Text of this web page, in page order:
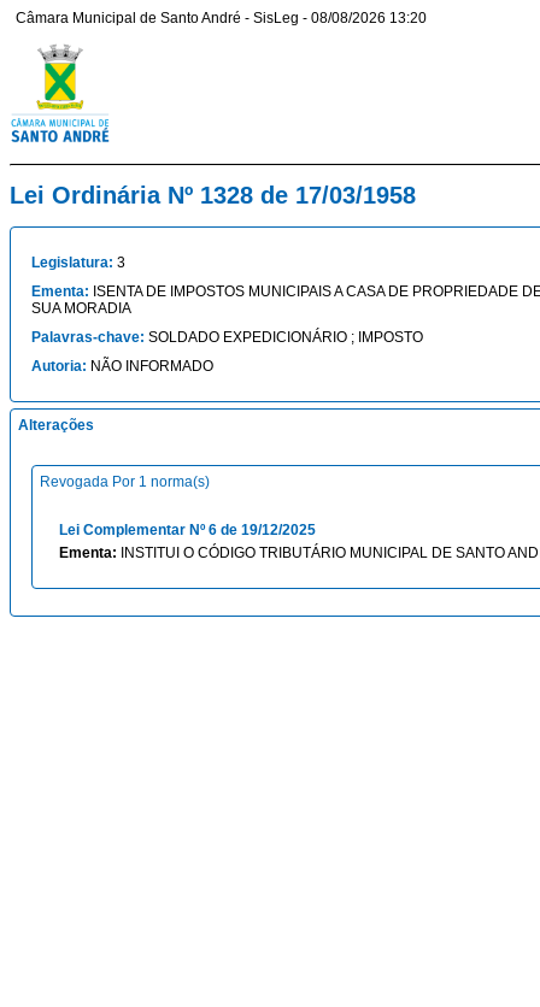
Câmara Municipal de Santo André - SisLeg - 08/08/2026 13:20
Lei Ordinária Nº 1328 de 17/03/1958
Legislatura: 3
Ementa: ISENTA DE IMPOSTOS MUNICIPAIS A CASA DE PROPRIEDADE
SUA MORADIA
Palavras-chave: SOLDADO EXPEDICIONÁRIO ; IMPOSTO
Autoria: NÃO INFORMADO
Alterações
Revogada Por 1 norma(s)
Lei Complementar Nº 6 de 19/12/2025
Ementa: INSTITUI O CÓDIGO TRIBUTÁRIO MUNICIPAL DE SANTO